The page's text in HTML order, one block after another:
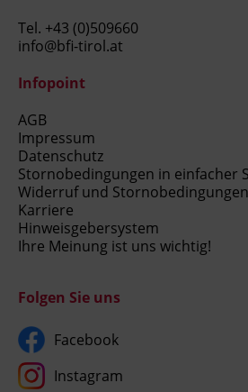
Tel. +43 (0)509660
info@bfi-tirol.at
Infopoint
AGB
Impressum
Datenschutz
Stornobedingungen in einfacher
Widerruf und Stornobedingungen
Karriere
Hinweisgebersystem
Ihre Meinung ist uns wichtig!
Folgen Sie uns
Facebook
Instagram